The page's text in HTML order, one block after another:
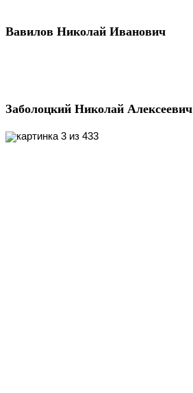
Вавилов Николай Иванович
Заболоцкий Николай Алексеевич